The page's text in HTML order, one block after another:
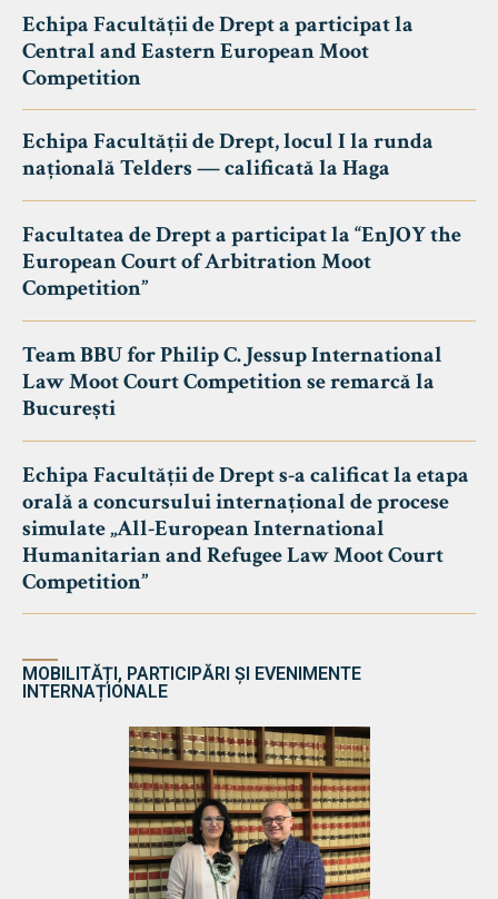
Echipa Facultății de Drept a participat la
Central and Eastern European Moot
Competition
Echipa Facultății de Drept, locul I la runda
națională Telders — calificată la Haga
Facultatea de Drept a participat la “EnJOY the
European Court of Arbitration Moot
Competition”
Team BBU for Philip C. Jessup International
Law Moot Court Competition se remarcă la
București
Echipa Facultății de Drept s-a calificat la etapa
orală a concursului internațional de procese
simulate „All-European International
Humanitarian and Refugee Law Moot Court
Competition”
MOBILITĂȚI, PARTICIPĂRI ȘI EVENIMENTE
INTERNAȚIONALE